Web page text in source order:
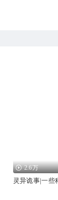
2.6万
灵异诡事|一些